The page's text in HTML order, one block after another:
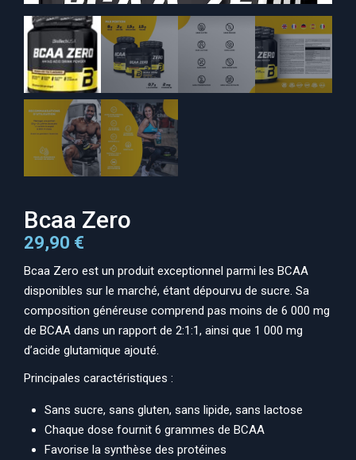
Bcaa Zero
29,90 €
Bcaa Zero est un produit exceptionnel parmi les BCAA
disponibles sur le marché, étant dépourvu de sucre. Sa
composition généreuse comprend pas moins de 6 000 mg
de BCAA dans un rapport de 2:1:1, ainsi que 1 000 mg
d’acide glutamique ajouté.
Principales caractéristiques :
Sans sucre, sans gluten, sans lipide, sans lactose
Chaque dose fournit 6 grammes de BCAA
Favorise la synthèse des protéines